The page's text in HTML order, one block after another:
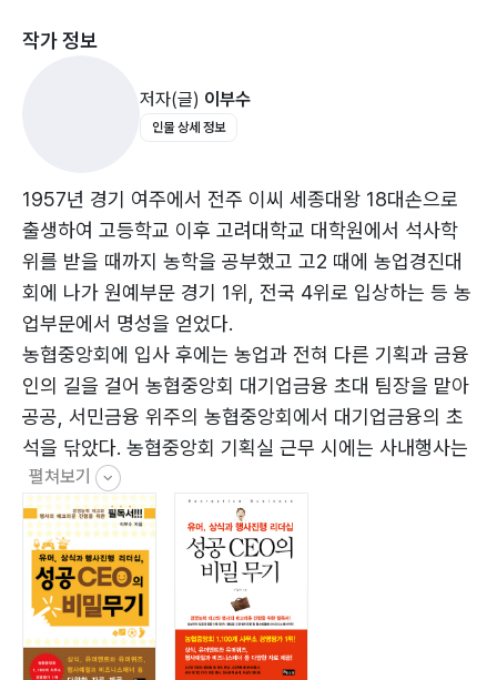
도’,중국 도잠의 ‘무릉도원’ 같은 유토피아를 꽃 피우는 작
01 행사의 계획
1) 장소예약 및 답사
2) 안내장 발송
3) 행사장 사전준비
4) 행사장 배치
5) 배경음악(BGM)
6) 대책반 가동
7) 행사장 길 안내표식 설치
8) 사전종합점검
9) 리허설
03 행사의 실제진행
1) 당일 준비 및 식전행사
2) 본 행사
04 사회진행법
1) 사회자 인사
2) 행사장 정리 방법
작가 정보
저자(글) 이부수
인물 상세 정보
1957년 경기 여주에서 전주 이씨 세종대왕 18대손으로
출생하여 고등학교 이후 고려대학교 대학원에서 석사학
위를 받을 때까지 농학을 공부했고 고2 때에 농업경진대
회에 나가 원예부문 경기 1위, 전국 4위로 입상하는 등 농
업부문에서 명성을 얻었다.
농협중앙회에 입사 후에는 농업과 전혀 다른 기획과 금융
인의 길을 걸어 농협중앙회 대기업금융 초대 팀장을 맡아
공공, 서민금융 위주의 농협중앙회에서 대기업금융의 초
석을 닦았다. 농협중앙회 기획실 근무 시에는 사내행사는
물론 정부부처와의 친선 체육행사, 국내 대기업
CEO/CFO 초청 골프행사 및 중요한 전국단위 각종 행사
등을 외부 전문가 초청 없이 기타 악기를 들고 직접 진행
하여 외부 레크리에이션 이벤트회사에 의뢰한 행사보다
도 더욱 성공적이었다는 평가를 받았으며, 2009년 농협
중앙회 기업금융단, 양재 대기업 센터장 근무 시 대기업
계열사 임원 초청행사 등에 레크리에이션을 활용한 행사
펼쳐보기